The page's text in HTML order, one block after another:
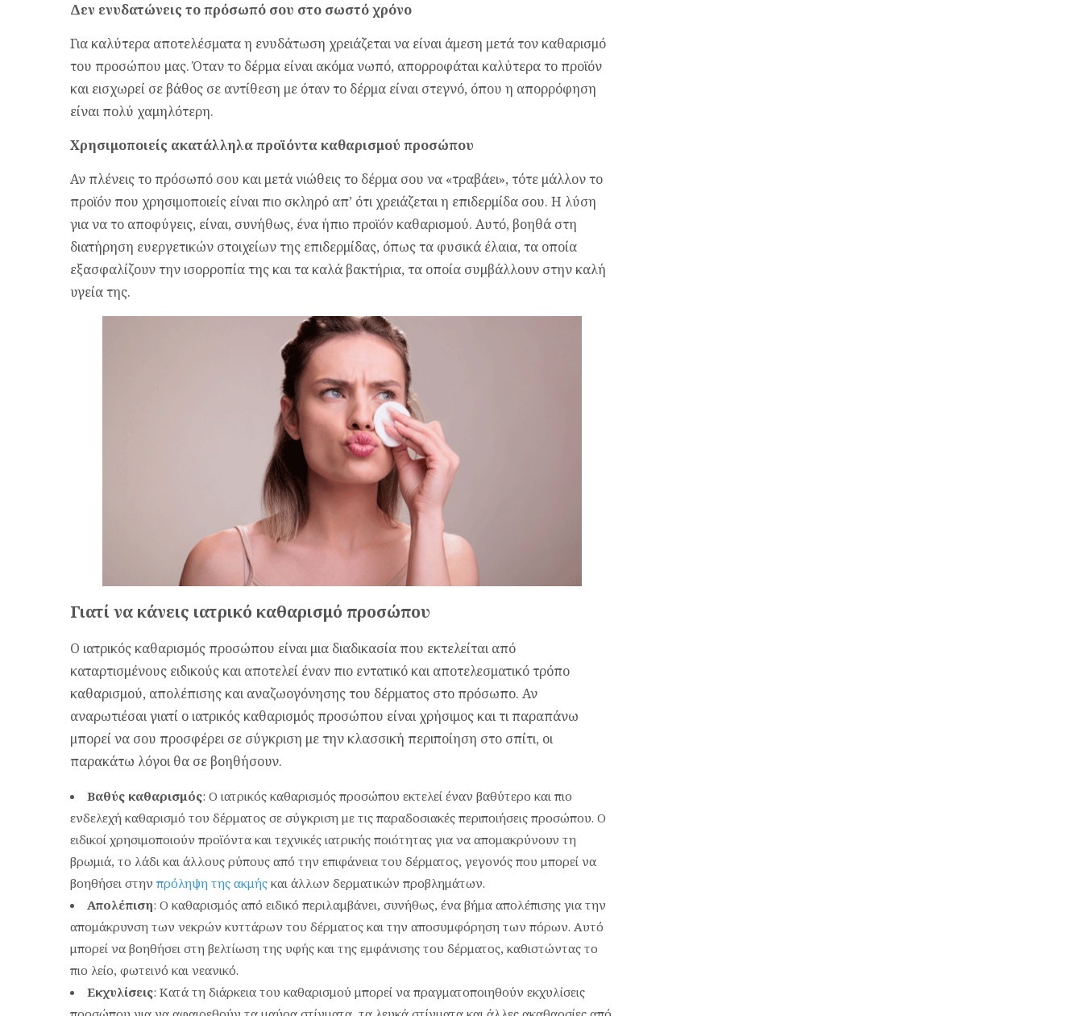
Δεν ενυδατώνεις το πρόσωπό σου στο σωστό χρόνο
Για καλύτερα αποτελέσματα η ενυδάτωση χρειάζεται να είναι άμεση μετά τον καθαρισμό
του προσώπου μας. Όταν το δέρμα είναι ακόμα νωπό, απορροφάται καλύτερα το προϊόν
και εισχωρεί σε βάθος σε αντίθεση με όταν το δέρμα είναι στεγνό, όπου η απορρόφηση
είναι πολύ χαμηλότερη.
Χρησιμοποιείς ακατάλληλα προϊόντα καθαρισμού προσώπου
Αν πλένεις το πρόσωπό σου και μετά νιώθεις το δέρμα σου να «τραβάει», τότε μάλλον το
προϊόν που χρησιμοποιείς είναι πιο σκληρό απ’ ότι χρειάζεται η επιδερμίδα σου. Η λύση
για να το αποφύγεις, είναι, συνήθως, ένα ήπιο προϊόν καθαρισμού. Αυτό, βοηθά στη
διατήρηση ευεργετικών στοιχείων της επιδερμίδας, όπως τα φυσικά έλαια, τα οποία
εξασφαλίζουν την ισορροπία της και τα καλά βακτήρια, τα οποία συμβάλλουν στην καλή
υγεία της.
Γιατί να κάνεις ιατρικό καθαρισμό προσώπου
Ο ιατρικός καθαρισμός προσώπου είναι μια διαδικασία που εκτελείται από
καταρτισμένους ειδικούς και αποτελεί έναν πιο εντατικό και αποτελεσματικό τρόπο
καθαρισμού, απολέπισης και αναζωογόνησης του δέρματος στο πρόσωπο. Αν
αναρωτιέσαι γιατί ο ιατρικός καθαρισμός προσώπου είναι χρήσιμος και τι παραπάνω
μπορεί να σου προσφέρει σε σύγκριση με την κλασσική περιποίηση στο σπίτι, οι
παρακάτω λόγοι θα σε βοηθήσουν.
Βαθύς καθαρισμός: Ο ιατρικός καθαρισμός προσώπου εκτελεί έναν βαθύτερο και πιο
ενδελεχή καθαρισμό του δέρματος σε σύγκριση με τις παραδοσιακές περιποιήσεις προσώπου. Ο
ειδικοί χρησιμοποιούν προϊόντα και τεχνικές ιατρικής ποιότητας για να απομακρύνουν τη
βρωμιά, το λάδι και άλλους ρύπους από την επιφάνεια του δέρματος, γεγονός που μπορεί να
βοηθήσει στην πρόληψη της ακμής και άλλων δερματικών προβλημάτων.
Απολέπιση: Ο καθαρισμός από ειδικό περιλαμβάνει, συνήθως, ένα βήμα απολέπισης για την
απομάκρυνση των νεκρών κυττάρων του δέρματος και την αποσυμφόρηση των πόρων. Αυτό
μπορεί να βοηθήσει στη βελτίωση της υφής και της εμφάνισης του δέρματος, καθιστώντας το
πιο λείο, φωτεινό και νεανικό.
Εκχυλίσεις: Κατά τη διάρκεια του καθαρισμού μπορεί να πραγματοποιηθούν εκχυλίσεις